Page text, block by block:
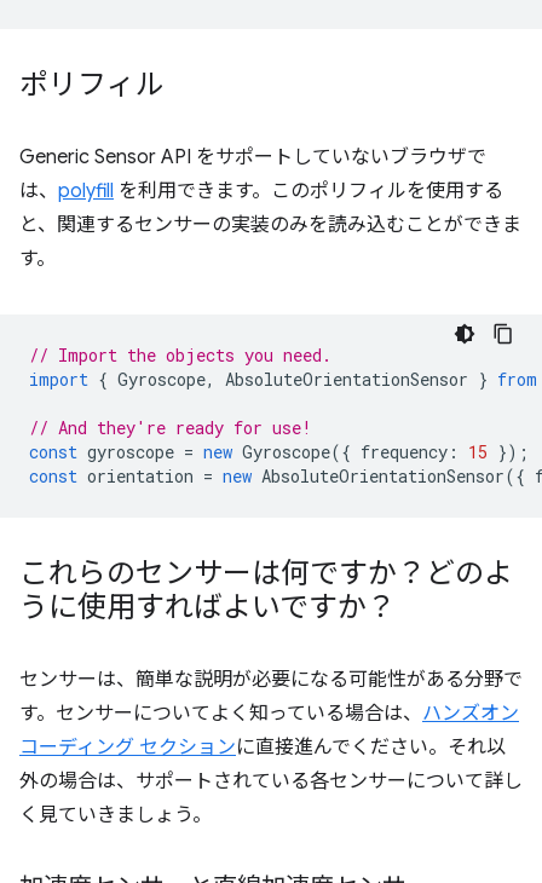
ポリフィル
Generic Sensor API をサポートしていないブラウザで
は、 polyfill を利用できます。このポリフィルを使用する
と、関連するセンサーの実装のみを読み込むことができま
す。
// Import the objects you need.
import { Gyroscope, AbsoluteOrientationSensor } from
// And they're ready for use!
const gyroscope = new Gyroscope({ frequency : 15 });
const orientation = new AbsoluteOrientationSensor({
これらのセンサーは何ですか？どのよ
うに使用すればよいですか？
センサーは、簡単な説明が必要になる可能性がある分野で
す。センサーについてよく知っている場合は、 ハンズオン
コーディング セクションに直接進んでください。それ以
外の場合は、サポートされている各センサーについて詳し
く見ていきましょう。